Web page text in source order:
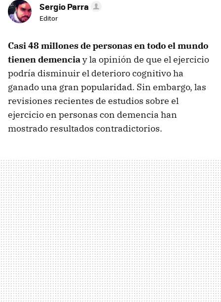
Sergio Parra
Editor
Casi 48 millones de personas en todo el mundo
tienen demenciay la opinión de que el ejercicio
podría disminuir el deterioro cognitivo ha
ganado una gran popularidad. Sin embargo, las
revisiones recientes de estudios sobre el
ejercicio en personas con demencia han
mostrado resultados contradictorios.